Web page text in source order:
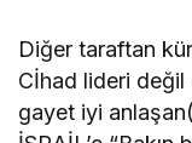
Diğer taraftan
Cİhad lideri değil
gayet iyi